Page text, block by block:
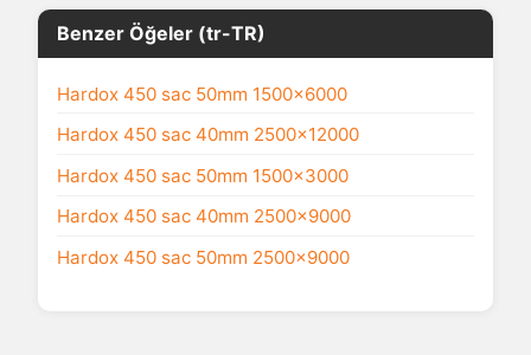
Benzer Öğeler (tr-TR)
Hardox 450 sac 50mm 1500x6000
Hardox 450 sac 40mm 2500x12000
Hardox 450 sac 50mm 1500x3000
Hardox 450 sac 40mm 2500x9000
Hardox 450 sac 50mm 2500x9000